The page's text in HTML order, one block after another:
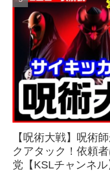
【呪術大戦】呪術
クアタック！依頼
党【KSLチャンネル